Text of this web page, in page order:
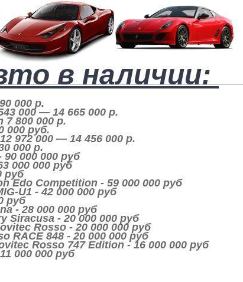
в наличии:
000 p.
000 — 14 665 000 p.
800 000 p.
000 руб.
972 000 — 14 456 000 p.
000 p.
000 000 руб
000 000 руб
руб
Edo Competition - 59 000 000 руб
U1 - 42 000 000 руб
руб
- 28 000 000 руб
Siracusa - 20 000 000 руб
Rosso - 20 000 000 руб
RACE 848 - 20 000 000 руб
Rosso 747 Edition - 16 000 000 руб
000 000 руб